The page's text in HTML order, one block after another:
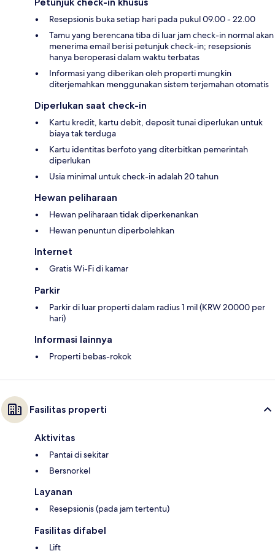
Resepsionis buka setiap hari pada pukul 09.00 - 22.00
Tamu yang berencana tiba di luar jam check-in normal akan
menerima email berisi petunjuk check-in; resepsionis
hanya beroperasi dalam waktu terbatas
Informasi yang diberikan oleh properti mungkin
diterjemahkan menggunakan sistem terjemahan otomatis
Diperlukan saat check-in
Kartu kredit, kartu debit, deposit tunai diperlukan untuk
biaya tak terduga
Kartu identitas berfoto yang diterbitkan pemerintah
diperlukan
Usia minimal untuk check-in adalah 20 tahun
Hewan peliharaan
Hewan peliharaan tidak diperkenankan
Hewan penuntun diperbolehkan
Internet
Gratis Wi-Fi di kamar
Parkir
Parkir di luar properti dalam radius 1 mil (KRW 20000 per
hari)
Informasi lainnya
Properti bebas-rokok
Fasilitas properti
Aktivitas
Pantai di sekitar
Bersnorkel
Layanan
Resepsionis (pada jam tertentu)
Fasilitas difabel
Lift